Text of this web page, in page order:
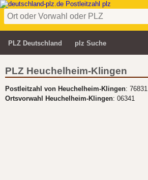
PLZ Deutschland plz Suche
PLZ Heuchelheim-Klingen
Postleitzahl von Heuchelheim-Klingen: 76831
Ortsvorwahl Heuchelheim-Klingen: 06341